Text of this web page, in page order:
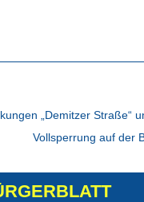
„Demitzer Straße“
Vollsperrung auf der